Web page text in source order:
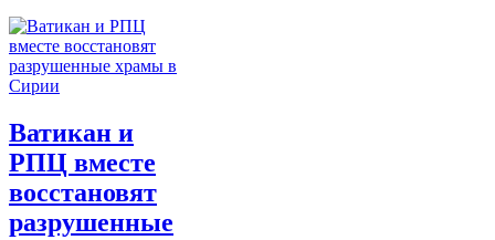
Ватикан и
РПЦ вместе
восстановят
разрушенные